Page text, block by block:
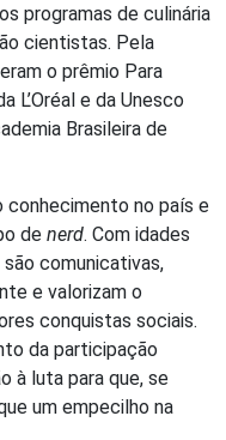
programas de culinária
cientistas. Pela
o prêmio Para
L’Oréal e da Unesco
Brasileira de
conhecimento no país e
de nerd. Com idades
comunicativas,
e valorizam o
conquistas sociais.
da participação
à luta para que, se
um empecilho na